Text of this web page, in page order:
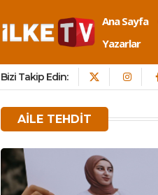
Ana Sayfa
Yazarlar
Bizi Takip Edin:
AILE TEHDIT